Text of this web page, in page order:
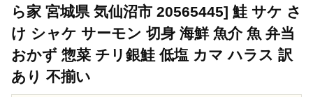
ら家 宮城県 気仙沼市 20565445] 鮭 サケ さ
け シャケ サーモン 切身 海鮮 魚介 魚 弁当
おかず 惣菜 チリ銀鮭 低塩 カマ ハラス 訳
あり 不揃い